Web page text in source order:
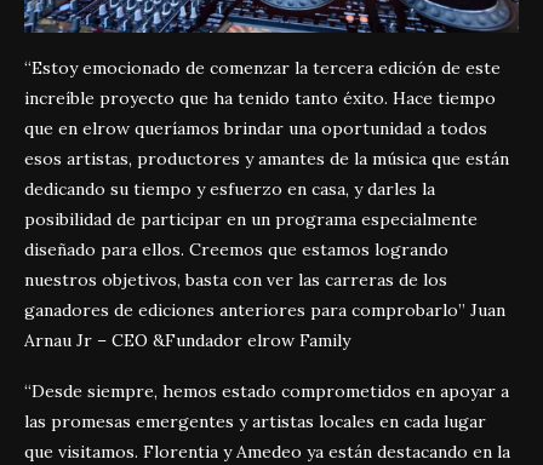
“Estoy emocionado de comenzar la tercera edición de este
increíble proyecto que ha tenido tanto éxito. Hace tiempo
que en elrow queríamos brindar una oportunidad a todos
esos artistas, productores y amantes de la música que están
dedicando su tiempo y esfuerzo en casa, y darles la
posibilidad de participar en un programa especialmente
diseñado para ellos. Creemos que estamos logrando
nuestros objetivos, basta con ver las carreras de los
ganadores de ediciones anteriores para comprobarlo” Juan
Arnau Jr – CEO &Fundador elrow Family
“Desde siempre, hemos estado comprometidos en apoyar a
las promesas emergentes y artistas locales en cada lugar
que visitamos. Florentia y Amedeo ya están destacando en la